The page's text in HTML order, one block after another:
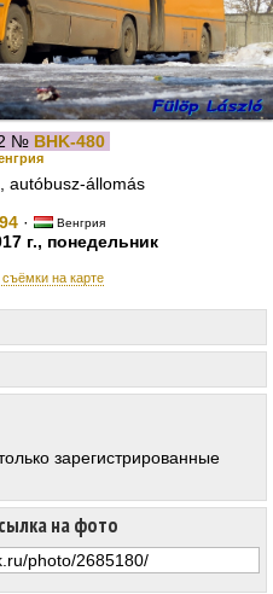
№ BHK-480
autóbusz-állomás
· Венгрия
г., понедельник
на карте
на фото
зарегистрированные